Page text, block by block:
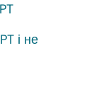
і не